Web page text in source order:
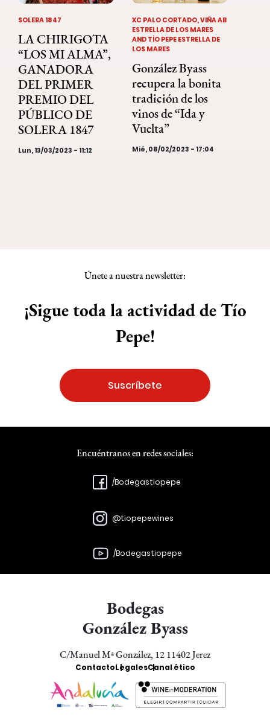
LA CHIRIGOTA
“LOS MI ALMA”,
GANADORA
DEL PRIMER
PREMIO DEL
PÚBLICO DE
SOLERA 1847
SOLERA 1847
Lun, 13/03/2023 - 11:12
González Byass
recupera la bonita
tradición de los
vinos de “Ida y
Vuelta”
XC PALO CORTADO, VIÑA AB
ESTRELLA DE LOS MARES
AND TÍO PEPE ESTRELLA DE
LOS MARES
Mié, 08/02/2023 - 17:04
Únete a nuestra newsletter:
Suscríbete
¡Sigue toda la actividad de Tío
Pepe!
Encuéntranos en redes sociales:
/Bodegastiopepe
@tiopepewines
/Bodegastiopepe
Bodegas
González Byass
C/Manuel Mª González, 12 11402 Jerez
Enlaces
Bodegas
ContactoLegalesCanal ético